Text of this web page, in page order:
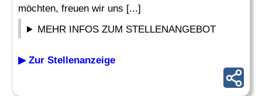
möchten, freuen wir uns [...]
MEHR INFOS ZUM STELLENANGEBOT
▶ Zur Stellenanzeige